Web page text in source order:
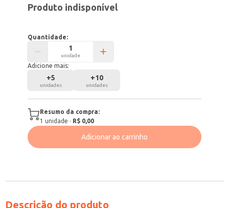
Produto indisponível
Quantidade:
unidade
Adicione mais:
+5
unidades
+10
unidades
Resumo da compra:
1 unidade · R$ 0,00
Adicionar ao carrinho
Descrição do produto